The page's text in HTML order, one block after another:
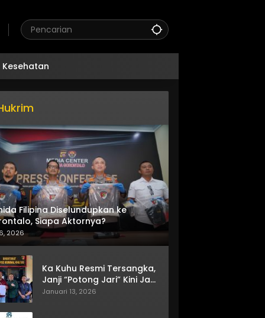
Kesehatan
Filipina Diselundupkan ke
Siapa Aktornya?
2026
Ka Kuhu Resmi Tersangka,
Janji “Potong Jari” Kini Jadi
Bumerang
Januari 13, 2026